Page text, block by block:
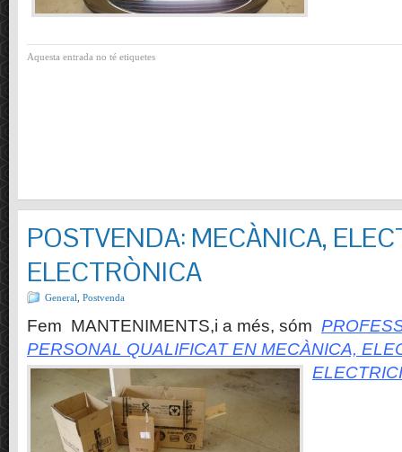
Aquesta entrada no té etiquetes
POSTVENDA: MECÀNICA,
ELECTRÒNICA
General Postvenda
Fem MANTENIMENTS,i a més, sóm
PERSONAL QUALIFICAT EN MECÀNICA,